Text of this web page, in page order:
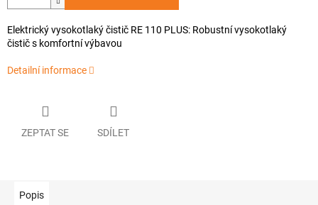
Elektrický vysokotlaký čistič RE 110 PLUS: Robustní vysokotlaký
čistič s komfortní výbavou
Detailní informace
ZEPTAT SE SDÍLET
Popis